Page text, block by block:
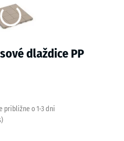
dlaždice PP
približne o1-3 dni